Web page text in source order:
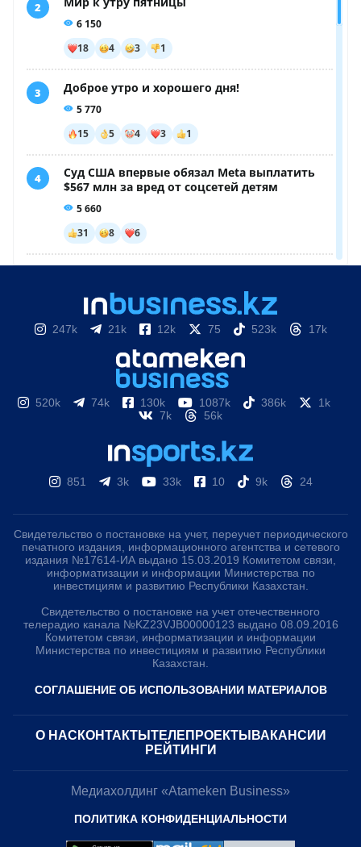
247k 21k 12k 75 523k 17k
520k 74k 130k 1087k 386k
1k
7k
56k
851 3k 33k 10 9k 24
Свидетельство о постановке на учет, переучет периодического
печатного издания, информационного агентства и сетевого
издания №17614-ИА выдано 15.03.2019 Комитетом связи,
информатизации и информации Министерства по
инвестициям и развитию Республики Казахстан.
Свидетельство о постановке на учет отечественного
телерадио канала №KZ23VJB00000123 выдано 08.09.2016
Комитетом связи, информатизации и информации
Министерства по инвестициям и развитию Республики
Казахстан.
СОГЛАШЕНИЕ ОБ ИСПОЛЬЗОВАНИИ МАТЕРИАЛОВ
О НАС КОНТАКТЫ ТЕЛЕПРОЕКТЫ ВАКАНСИИ
РЕЙТИНГИ
Медиахолдинг «Atameken Business»
ПОЛИТИКА КОНФИДЕНЦИАЛЬНОСТИ